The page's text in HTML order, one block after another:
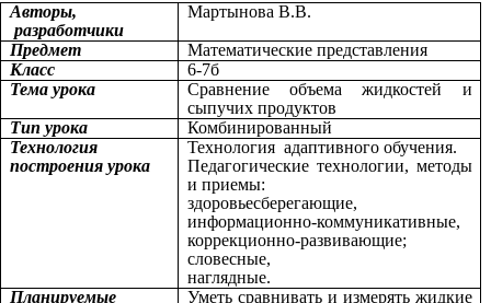
Авторы,
разработчики
Мартынова В.В.
Предмет
Математические представления
Класс
6-7б
Тема урока
Сравнение объема жидкостей и
сыпучих продуктов
Тип урока
Комбинированный
Технология
построения урока
Технология адаптивного обучения.
Педагогические технологии, методы
и приемы:
здоровьесберегающие,
информационно-коммуникативные,
коррекционно-развивающие;
словесные,
наглядные.
Планируемые
Уметь сравнивать и измерять жидкие